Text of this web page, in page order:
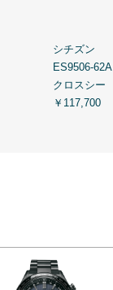
シチズン
ES9506-62A
クロスシー
￥117,700